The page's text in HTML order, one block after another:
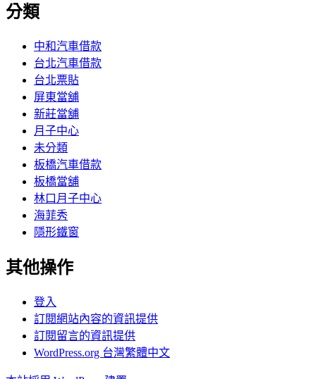
分類
中和汽車借款
台北汽車借款
台北票貼
屏東當舖
新莊當舖
月子中心
未分類
板橋汽車借款
板橋當舖
林口月子中心
海菲秀
隱形鐵窗
其他操作
登入
訂閱網站內容的資訊提供
訂閱留言的資訊提供
WordPress.org 台灣繁體中文